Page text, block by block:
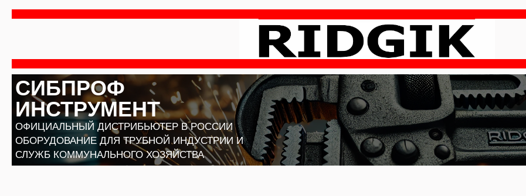
Перейти
СИБПРОФ
ИНСТРУМЕНТ
ОФИЦИАЛЬНЫЙ ДИСТРИБЬЮТЕР В РОССИИ
ОБОРУДОВАНИЕ ДЛЯ ТРУБНОЙ ИНДУСТРИИ И
СЛУЖБ КОММУНАЛЬНОГО ХОЗЯЙСТВА